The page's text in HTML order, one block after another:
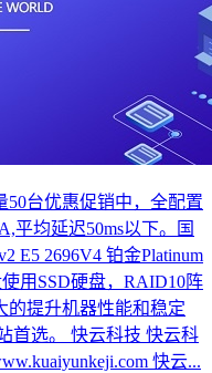
台优惠促销中，全配置
平均延迟50ms以下。国
E5 2696V4 铂金Platinum
用SSD硬盘，RAID10阵
的提升机器性能和稳定
首选。 快云科技 快云科
快云...